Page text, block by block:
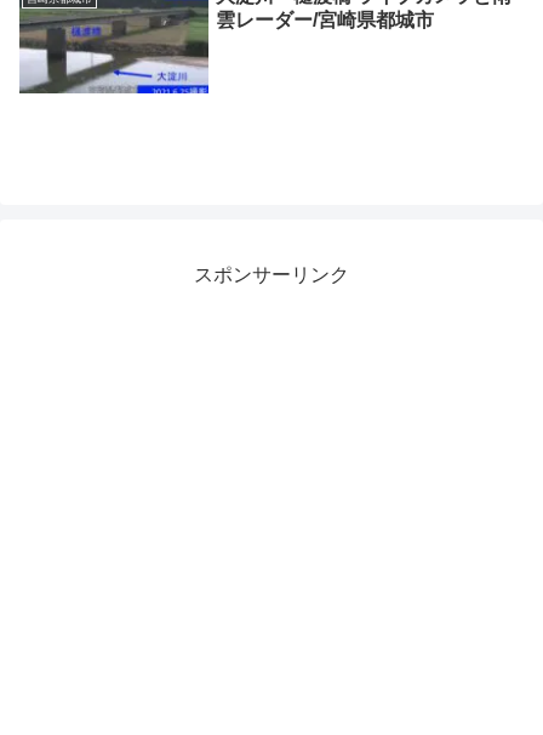
雲レーダー/宮崎県都城市
スポンサーリンク